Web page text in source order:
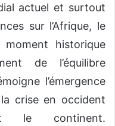
actuel et surtout
sur l’Afrique, le
historique
de l’équilibre
l’émergence
crise en occident
le continent.